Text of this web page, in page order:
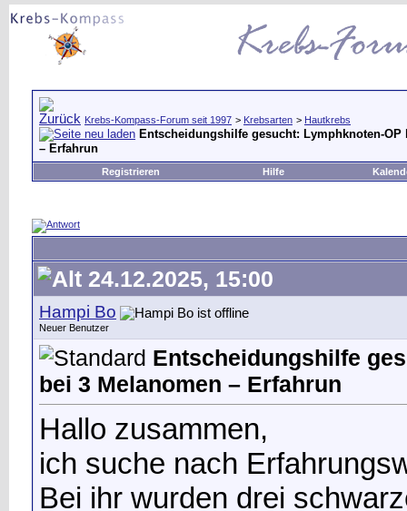
Krebs-Kompass-Forum seit 1997 > Krebsarten > Hautkrebs
Entscheidungshilfe gesucht: Lymphknoten-OP
– Erfahrun
Registrieren Hilfe
24.12.2025, 15:00
Hampi Bo
Neuer Benutzer
Entscheidungshilfe
bei 3 Melanomen – Erfahrun
Hallo zusammen,
ich suche nach
Bei ihr wurden drei